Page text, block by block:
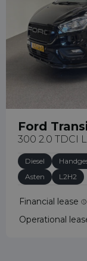
Ford
300 2.0 TDCI
Diesel
Asten
L2H2
Financial lease
Operational